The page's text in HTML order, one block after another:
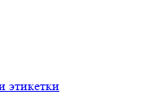
этикетки